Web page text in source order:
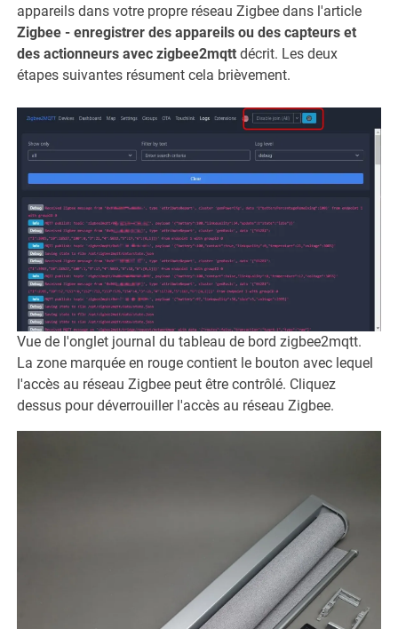
appareils dans votre propre réseau Zigbee dans l'article
Zigbee - enregistrer des appareils ou des capteurs et
des actionneurs avec zigbee2mqtt décrit. Les deux
étapes suivantes résument cela brièvement.
Vue de l'onglet journal du tableau de bord zigbee2mqtt.
La zone marquée en rouge contient le bouton avec lequel
l'accès au réseau Zigbee peut être contrôlé. Cliquez
dessus pour déverrouiller l'accès au réseau Zigbee.